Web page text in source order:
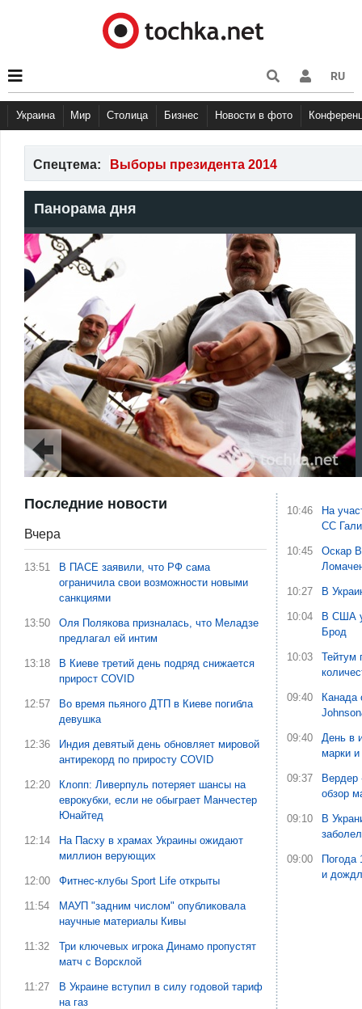
RU
Украина Мир Столица Бизнес Новости в фото
Спецтема: Выборы президента 2014
Панорама дня
Последние новости
Вчера
13:51
В ПАСЕ заявили, что РФ сама
ограничила свои возможности новыми
санкциями
13:50
Оля Полякова призналась, что Меладзе
предлагал ей интим
13:18
В Киеве третий день подряд снижается
прирост COVID
12:57
Во время пьяного ДТП в Киеве погибла
девушка
12:36
Индия девятый день обновляет мировой
антирекорд по приросту COVID
12:20
Клопп: Ливерпуль потеряет шансы на
еврокубки, если не обыграет Манчестер
Юнайтед
12:14
На Пасху в храмах Украины ожидают
миллион верующих
12:00 Фитнес-клубы Sport Life открыты
11:54
МАУП "задним числом" опубликовала
научные материалы Кивы
11:32
Три ключевых игрока Динамо пропустят
матч с Ворсклой
11:27
В Украине вступил в силу годовой тариф
на газ
10:46
На
СС
10:45
Оскар
10:27 В
10:04
В США
Брод
10:03
Тейтум
09:40
Канада
09:40
День в
марки и
09:37
Вердер
обзор
09:10
В
09:00
Погода
и